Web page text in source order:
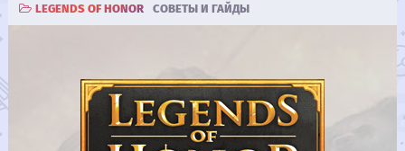
LEGENDS OF HONOR CОВЕТЫ И ГАЙДЫ